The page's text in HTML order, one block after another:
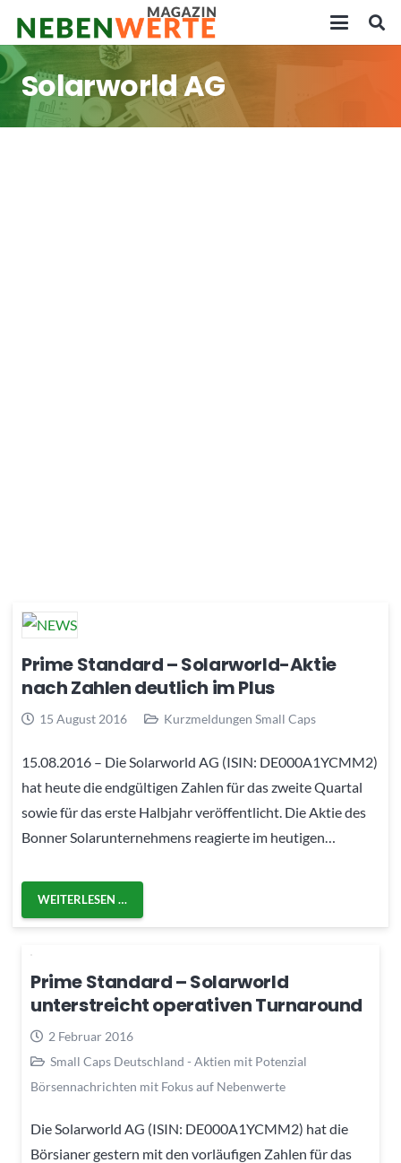
Solarworld AG
Prime Standard – Solarworld-Aktie
nach Zahlen deutlich im Plus
15 August 2016 Kurzmeldungen Small Caps
15.08.2016 – Die Solarworld AG (ISIN: DE000A1YCMM2)
hat heute die endgültigen Zahlen für das zweite Quartal
sowie für das erste Halbjahr veröffentlicht. Die Aktie des
Bonner Solarunternehmens reagierte im heutigen…
WEITERLESEN …
Prime Standard – Solarworld
unterstreicht operativen Turnaround
2 Februar 2016
Small Caps Deutschland - Aktien mit Potenzial
Börsennachrichten mit Fokus auf Nebenwerte
Die Solarworld AG (ISIN: DE000A1YCMM2) hat die
Börsianer gestern mit den vorläufigen Zahlen für das